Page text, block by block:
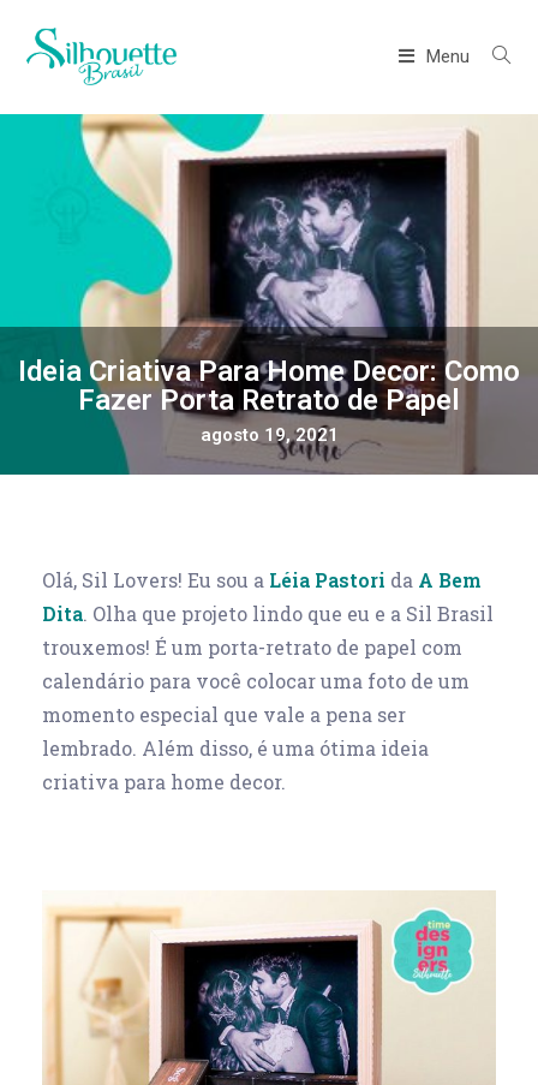
Menu
Ideia Criativa Para Home Decor: Como
Fazer Porta Retrato de Papel
agosto 19, 2021
Olá, Sil Lovers! Eu sou a Léia Pastori da A Bem
Dita. Olha que projeto lindo que eu e a Sil Brasil
trouxemos! É um porta-retrato de papel com
calendário para você colocar uma foto de um
momento especial que vale a pena ser
lembrado. Além disso, é uma ótima ideia
criativa para home decor.